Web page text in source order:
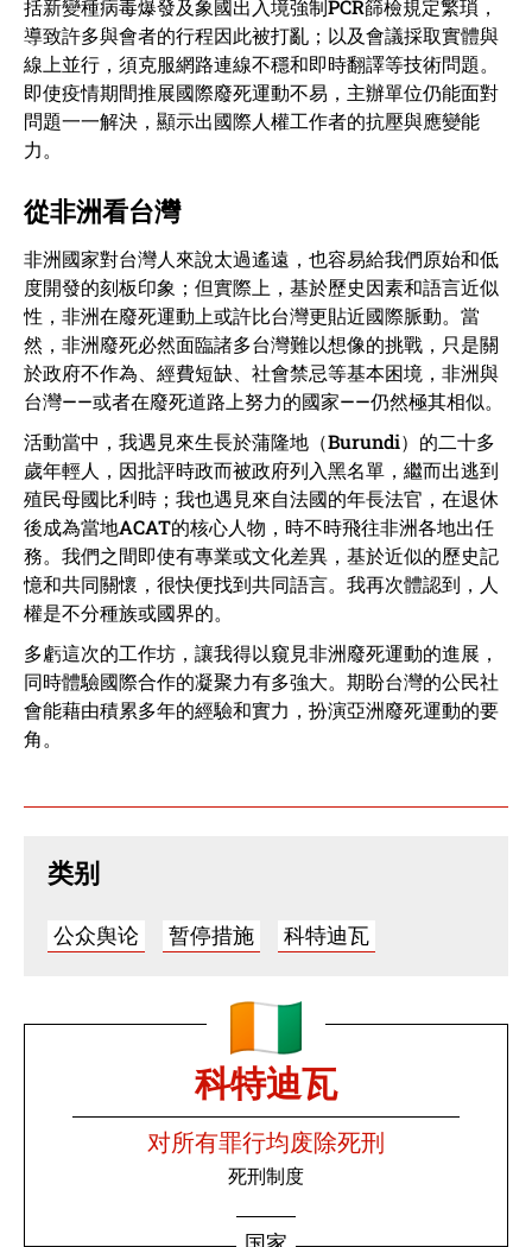
括新變種病毒爆發及象國出入境強制PCR篩檢規定繁瑣，
導致許多與會者的行程因此被打亂；以及會議採取實體與
線上並行，須克服網路連線不穩和即時翻譯等技術問題。
即使疫情期間推展國際廢死運動不易，主辦單位仍能面對
問題一一解決，顯示出國際人權工作者的抗壓與應變能
力。
從非洲看台灣
非洲國家對台灣人來說太過遙遠，也容易給我們原始和低
度開發的刻板印象；但實際上，基於歷史因素和語言近似
性，非洲在廢死運動上或許比台灣更貼近國際脈動。當
然，非洲廢死必然面臨諸多台灣難以想像的挑戰，只是關
於政府不作為、經費短缺、社會禁忌等基本困境，非洲與
台灣——或者在廢死道路上努力的國家——仍然極其相似。
活動當中，我遇見來生長於蒲隆地（Burundi）的二十多
歲年輕人，因批評時政而被政府列入黑名單，繼而出逃到
殖民母國比利時；我也遇見來自法國的年長法官，在退休
後成為當地ACAT的核心人物，時不時飛往非洲各地出任
務。我們之間即使有專業或文化差異，基於近似的歷史記
憶和共同關懷，很快便找到共同語言。我再次體認到，人
權是不分種族或國界的。
多虧這次的工作坊，讓我得以窺見非洲廢死運動的進展，
同時體驗國際合作的凝聚力有多強大。期盼台灣的公民社
會能藉由積累多年的經驗和實力，扮演亞洲廢死運動的要
角。
类别
公众舆论 暂停措施 科特迪瓦
科特迪瓦
对所有罪行均废除死刑
死刑制度